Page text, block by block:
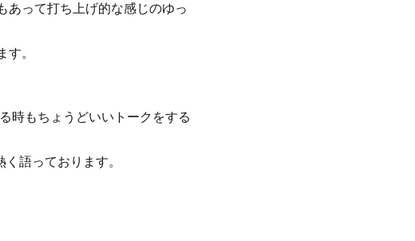
って打ち上げ的な感じのゆっ
。
時もちょうどいいトークをする
語っております。